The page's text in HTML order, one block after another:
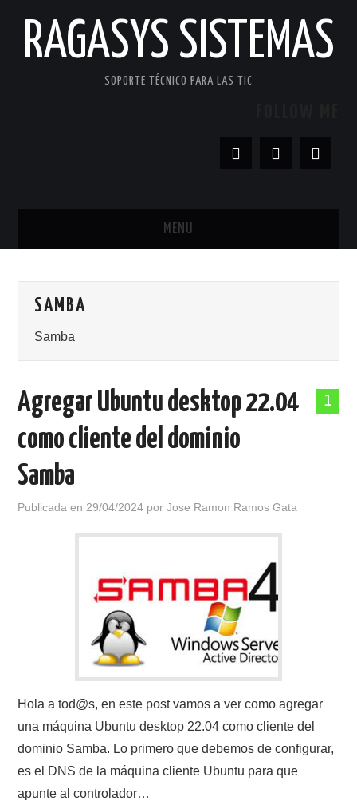
RAGASYS SISTEMAS
SOPORTE TÉCNICO PARA LAS TIC
MENU
ACERCA DE
POLÍTICA DE PRIVACIDAD
SAMBA
Samba
1
Agregar Ubuntu desktop 22.04
como cliente del dominio
Samba
Publicada en 29/04/2024 porJose Ramon Ramos Gata
Hola a tod@s, en este post vamos a ver como agregar
una máquina Ubuntu desktop 22.04 como cliente del
dominio Samba. Lo primero que debemos de configurar,
es el DNS de la máquina cliente Ubuntu para que
apunte al controlador…